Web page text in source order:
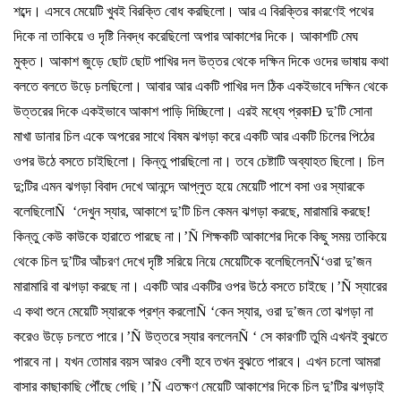
শব্দে। এসবে মেয়েটি খুবই বিরক্তি বোধ করছিলো। আর এ বিরক্তির কারণেই পথের
দিকে না তাকিয়ে ও দৃষ্টি নিবদ্ধ করেছিলো অপার আকাশের দিকে। আকাশটি মেঘ
মুক্ত। আকাশ জুড়ে ছোট ছোট পাখির দল উত্তর থেকে দক্ষিন দিকে ওদের ভাষায় কথা
বলতে বলতে উড়ে চলছিলো। আবার আর একটি পাখির দল ঠিক একইভাবে দক্ষিন থেকে
উত্তরের দিকে একইভাবে আকাশ পাড়ি দিচ্ছিলো। এরই মধ্যে প্রকাÐ দু’টি সোনা
মাখা ডানার চিল একে অপরের সাথে বিষম ঝগড়া করে একটি আর একটি চিলের পিঠের
ওপর উঠে বসতে চাইছিলো। কিন্তু পারছিলো না। তবে চেষ্টাটি অব্যাহত ছিলো। চিল
দু;টির এমন ঝগড়া বিবাদ দেখে আনন্দে আপ্লুত হয়ে মেয়েটি পাশে বসা ওর স্যারকে
বলেছিলোÑ ‘দেখুন স্যার, আকাশে দু’টি চিল কেমন ঝগড়া করছে, মারামারি করছে!
কিন্তু কেউ কাউকে হারাতে পারছে না। ’Ñ শিক্ষকটি আকাশের দিকে কিছু সময় তাকিয়ে
থেকে চিল দু’টির আঁচরণ দেখে দৃষ্টি সরিয়ে নিয়ে মেয়েটিকে বলেছিলেনÑ‘ওরা দু’জন
মারামারি বা ঝগড়া করছে না। একটি আর একটির ওপর উঠে বসতে চাইছে। ’Ñস্যারের
এ কথা শুনে মেয়েটি স্যারকে প্রশ্ন করলোÑ ‘কেন স্যার, ওরা দু’জন তো ঝগড়া না
করেও উড়ে চলতে পারে। ’Ñ উত্তরে স্যার বললেনÑ ‘ সে কারণটি তুমি এখনই বুঝতে
পারবে না। যখন তোমার বয়স আরও বেশী হবে তখন বুঝতে পারবে। এখন চলো আমরা
বাসার কাছাকাছি পৌঁছে গেছি। ’Ñ এতক্ষণ মেয়েটি আকাশের দিকে চিল দু’টির ঝগড়াই